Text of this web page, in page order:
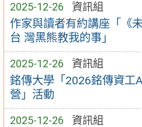
2025-12-26 資訊組
作家與讀者有約講座「《
台 灣黑熊教我的事」
2025-12-26 資訊組
銘傳大學「2026銘傳資工
營」活動
2025-12-26 資訊組